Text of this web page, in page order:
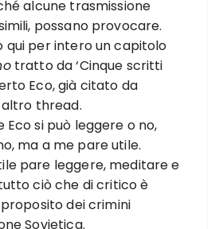
alcune trasmissione
possano provocare.
qui per intero un capitolo
tratto da ‘Cinque scritti
Eco, già citato da
thread.
Eco si può leggere o no,
ma a me pare utile.
pare leggere, meditare e
ciò che di critico è
dei crimini
Sovietica.